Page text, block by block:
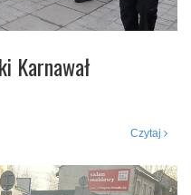
Karnawał
Czytaj